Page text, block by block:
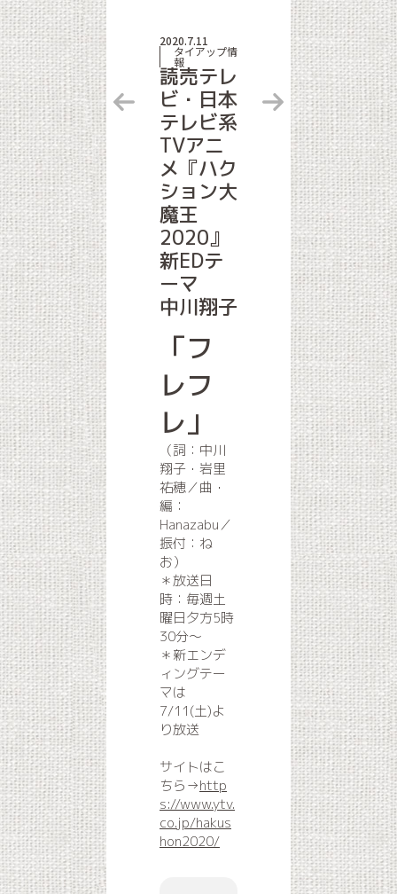
2020.7.11
タイアップ情
報
読売テレ
ビ・日本
テレビ系
TVアニ
メ『ハク
ション大
魔王
2020』
新EDテ
ーマ
中川翔子
「フ
レフ
レ」
（詞：中川
翔子・岩里
祐穂／曲・
編：
Hanazabu／
振付：ね
お）
＊放送日
時：毎週土
曜日夕方5時
30分〜
＊新エンデ
ィングテー
マは
7/11(土)よ
り放送
サイトはこ
ちら→http
s://www.ytv.
co.jp/hakus
hon2020/